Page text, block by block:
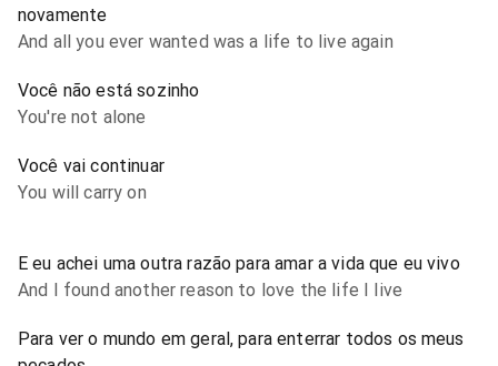
novamente
And all you ever wanted was a life to live again
Você não está sozinho
You're not alone
Você vai continuar
You will carry on
E eu achei uma outra razão para amar a vida que eu vivo
And I found another reason to love the life I live
Para ver o mundo em geral, para enterrar todos os meus